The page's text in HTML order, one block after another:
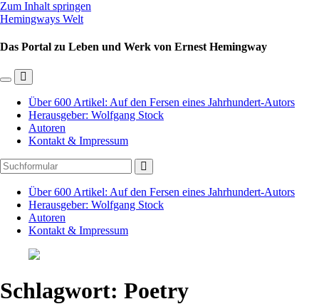
Zum Inhalt springen
Hemingways Welt
Das Portal zu Leben und Werk von Ernest Hemingway
Mobil-
umschalten
Suchfeld
umschalten
Über 600 Artikel: Auf den Fersen eines Jahrhundert-Autors
Herausgeber: Wolfgang Stock
Autoren
Kontakt & Impressum
Über 600 Artikel: Auf den Fersen eines Jahrhundert-Autors
Herausgeber: Wolfgang Stock
Autoren
Kontakt & Impressum
Schlagwort: Poetry